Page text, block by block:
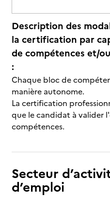
Description des
la certification par
de compétences et/
:
Chaque bloc de
manière autonome.
La certification
que le candidat à valider
compétences.
Secteur
d’emploi